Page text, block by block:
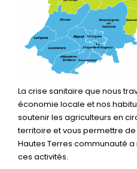
La crise sanitaire que nous
économie locale et nos
soutenir les agriculteurs en
territoire et vous permettre
Hautes Terres communauté
ces activités.